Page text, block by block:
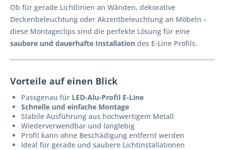
Ob für gerade Lichtlinien an Wänden, dekorative
Deckenbeleuchtung oder Akzentbeleuchtung an Möbeln –
diese Montageclips sind die perfekte Lösung für eine
saubere und dauerhafte Installation des E-Line Profils.
Vorteile auf einen Blick
Passgenau für LED-Alu-Profil E-Line
Schnelle und einfache Montage
Stabile Ausführung aus hochwertigem Metall
Wiederverwendbar und langlebig
Profil kann ohne Beschädigung entfernt werden
Ideal für gerade und saubere Lichtinstallationen